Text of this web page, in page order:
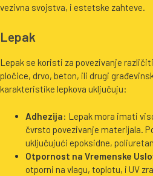
vezivna svojstva, i estetske zahteve.
Lepak
Lepak se koristi za povezivanje
pločice, drvo, beton, ili drugi
karakteristike lepkova uključuju:
Adhezija: Lepak mora imati
čvrsto povezivanje materijala.
uključujući epoksidne,
Otpornost na Vremenske
otporni na vlagu, toplotu, i UV